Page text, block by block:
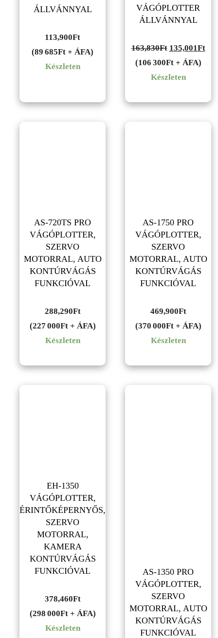
ÁLLVÁNNYAL
113,900Ft
(89 685Ft + ÁFA)
Készleten
VÁGÓPLOTTER
ÁLLVÁNNYAL
163,830Ft Original
price
was:
135,001Ft
(106 300Ft + ÁFA)
Készleten
AS-720TS PRO
VÁGÓPLOTTER,
SZERVO
MOTORRAL, AUTO
KONTÚRVÁGÁS
FUNKCIÓVAL
288,290Ft
(227 000Ft + ÁFA)
Készleten
AS-1750 PRO
VÁGÓPLOTTER,
SZERVO
MOTORRAL, AUTO
KONTÚRVÁGÁS
FUNKCIÓVAL
469,900Ft
(370 000Ft + ÁFA)
Készleten
EH-1350
VÁGÓPLOTTER,
ÉRINTŐKÉPERNYŐS,
SZERVO
MOTORRAL,
KAMERA
KONTÚRVÁGÁS
FUNKCIÓVAL
378,460Ft
(298 000Ft + ÁFA)
Készleten
AS-1350 PRO
VÁGÓPLOTTER,
SZERVO
MOTORRAL, AUTO
KONTÚRVÁGÁS
FUNKCIÓVAL